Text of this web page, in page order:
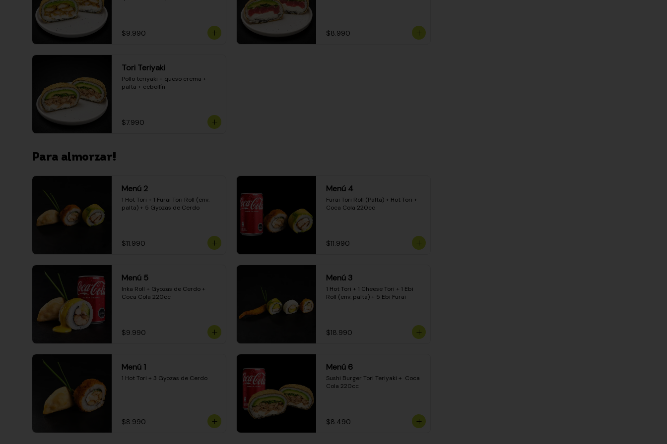
$9.990 $8.990
Tori Teriyaki
Pollo teriyaki + queso crema +
palta + cebollín
$7.990
Para almorzar!
Menú 2
1 Hot Tori + 1 Furai Tori Roll (env.
palta) + 5 Gyozas de Cerdo
$11.990
Menú 4
Furai Tori Roll (Palta) + Hot Tori +
Coca Cola 220cc
$11.990
Menú 5
Inka Roll + Gyozas de Cerdo +
Coca Cola 220cc
$9.990
Menú 3
1 Hot Tori + 1 Cheese Tori + 1 Ebi
Roll (env. palta) + 5 Ebi Furai
$18.990
Menú 1
1 Hot Tori + 3 Gyozas de Cerdo
$8.990
Menú 6
Sushi Burger Tori Teriyaki +  Coca
Cola 220cc
$8.490